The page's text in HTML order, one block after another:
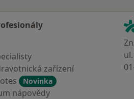
zařízení
Novinka
nápovědy